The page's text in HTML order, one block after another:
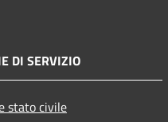
DI SERVIZIO
stato civile